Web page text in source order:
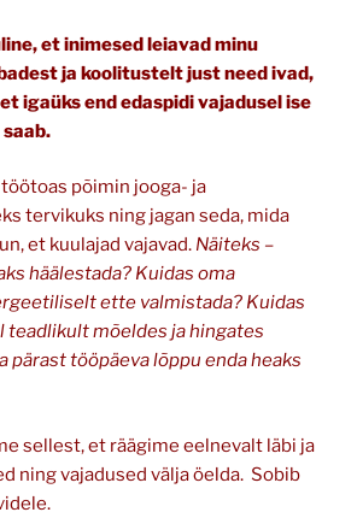
et inimesed leiavad minu
ja koolitustelt just need ivad,
igaüks end edaspidi vajadusel ise
põimin jooga- ja
tervikuks ning jagan seda, mida
et kuulajad vajavad. Näiteks –
häälestada? Kuidas oma
ette valmistada? Kuidas
teadlikult mõeldes ja hingates
pärast tööpäeva lõppu enda heaks
sellest, et räägime eelnevalt läbi ja
ning vajadused välja öelda. Sobib